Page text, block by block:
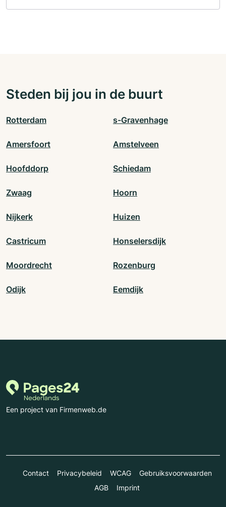
Steden bij jou in de buurt
Rotterdam s-Gravenhage
Amersfoort Amstelveen
Hoofddorp Schiedam
Zwaag Hoorn
Nijkerk Huizen
Castricum Honselersdijk
Moordrecht Rozenburg
Odijk Eemdijk
Een project van Firmenweb.de
Contact Privacybeleid WCAG
Gebruiksvoorwaarden
AGB
Imprint